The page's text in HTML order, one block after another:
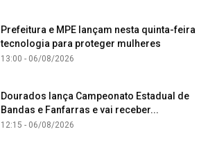
Prefeitura e MPE lançam nesta quinta-feira
tecnologia para proteger mulheres
13:00 - 06/08/2026
Dourados lança Campeonato Estadual de
Bandas e Fanfarras e vai receber...
12:15 - 06/08/2026